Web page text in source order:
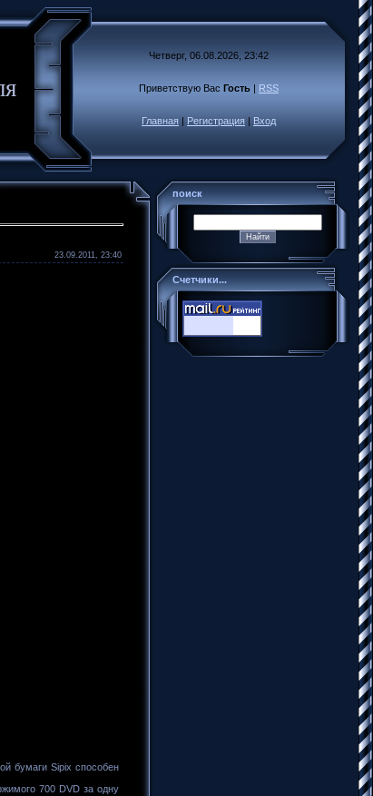
Четверг, 06.08.2026, 23:42
Приветствую Вас Гость | RSS
Главная | Регистрация | Вход
23.09.2011, 23:40
бумаги Sipix способен
700 DVD за одну
поиск
Счетчики...